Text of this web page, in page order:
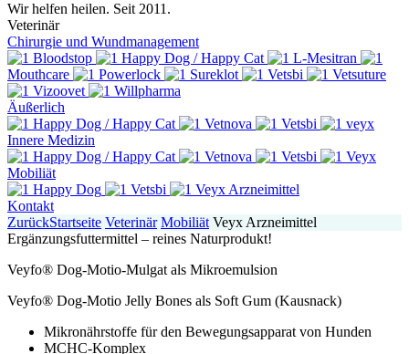
Wir helfen heilen. Seit 2011.
Veterinär
Chirurgie und Wundmanagement
Bloodstop
Happy Dog / Happy Cat
L-Mesitran
Mouthcare
Powerlock Sureklot Vetsbi
Vetsuture
Vizoovet
Willpharma
Äußerlich
Happy Dog / Happy Cat
Vetnova Vetsbi
veyx
Innere Medizin
Happy Dog / Happy Cat
Vetnova Vetsbi
Veyx
Mobiliät
Happy Dog
Vetsbi
Veyx Arzneimittel
Kontakt
ZurückStartseite Veterinär Mobiliät Veyx Arzneimittel
Ergänzungsfuttermittel – reines Naturprodukt!
Veyfo® Dog-Motio-Mulgat als Mikroemulsion
Veyfo® Dog-Motio Jelly Bones als Soft Gum (Kausnack)
Mikronährstoffe für den Bewegungsapparat von Hunden
MCHC-Komplex